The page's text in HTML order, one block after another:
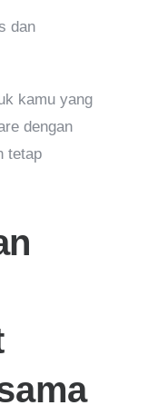
dan
kamu yang
dengan
tetap